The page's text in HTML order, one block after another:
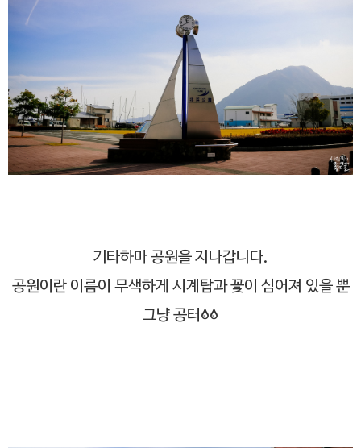
기타하마 공원을 지나갑니다.
공원이란 이름이 무색하게 시계탑과 꽃이 심어져 있을 뿐
그냥 공터;;